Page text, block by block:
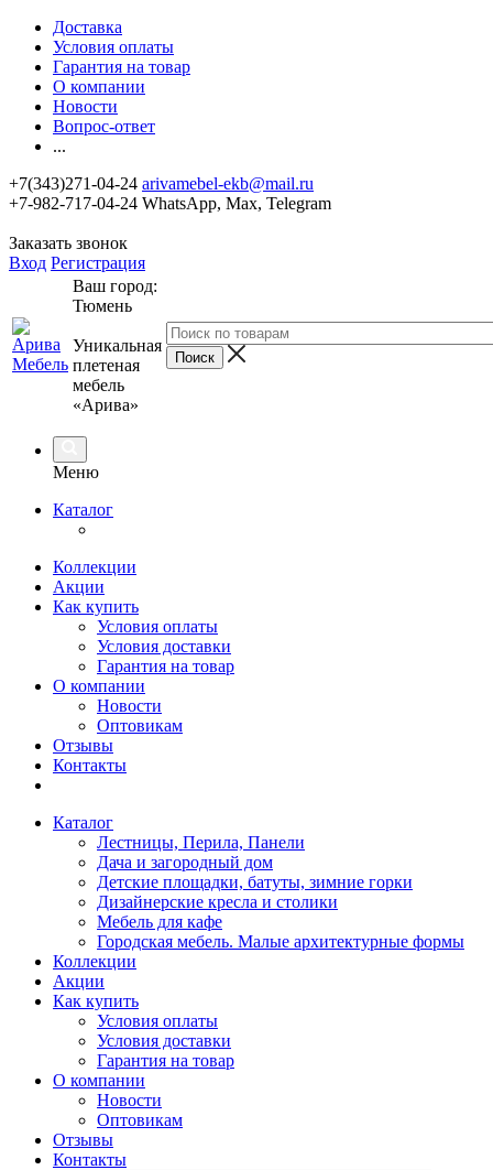
Доставка
Условия оплаты
Гарантия на товар
О компании
Новости
Вопрос-ответ
...
+7(343)271-04-24 arivamebel-ekb@mail.ru
+7-982-717-04-24 WhatsApp, Max, Telegram
Заказать звонок
Вход Регистрация
Ваш город:
Тюмень
Уникальная
плетеная
мебель
«Арива»
Меню
Каталог
Коллекции
Акции
Как купить
Условия оплаты
Условия доставки
Гарантия на товар
О компании
Новости
Оптовикам
Отзывы
Контакты
Каталог
Лестницы, Перила, Панели
Дача и загородный дом
Детские площадки, батуты, зимние горки
Дизайнерские кресла и столики
Мебель для кафе
Городская мебель. Малые архитектурные формы
Коллекции
Акции
Как купить
Условия оплаты
Условия доставки
Гарантия на товар
О компании
Новости
Оптовикам
Отзывы
Контакты